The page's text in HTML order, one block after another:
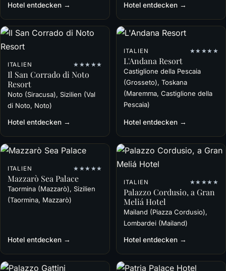
Hotel entdecken → Hotel entdecken →
ITALIEN ★★★★★
Il San Corrado di Noto
Resort
Noto (Siracusa), Sizilien (Val
di Noto, Noto)
Hotel entdecken →
ITALIEN ★★★★★
L'Andana Resort
Castiglione della Pescaia
(Grosseto), Toskana
(Maremma, Castiglione della
Pescaia)
Hotel entdecken →
ITALIEN ★★★★★
Mazzarò Sea Palace
Taormina (Mazzarò), Sizilien
(Taormina, Mazzarò)
Hotel entdecken →
ITALIEN ★★★★★
Palazzo Cordusio, a Gran
Meliá Hotel
Mailand (Piazza Cordusio),
Lombardei (Mailand)
Hotel entdecken →